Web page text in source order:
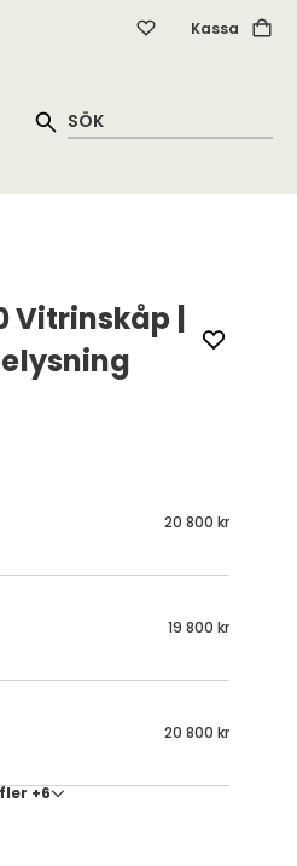
Kassa
Vitrinskåp |
20 800 kr
19 800 kr
20 800 kr
+6